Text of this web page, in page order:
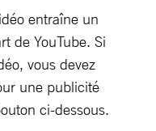
entraîne un
de YouTube. Si
vous devez
une publicité
ci-dessous.